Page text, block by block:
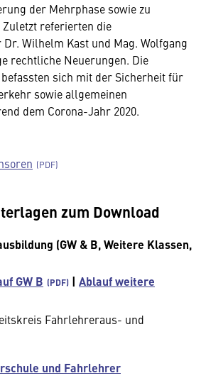
der Mehrphase sowie zu
referierten die
Wilhelm Kast und Mag. Wolfgang
rechtliche Neuerungen. Die
sich mit der Sicherheit für
sowie allgemeinen
dem Corona-Jahr 2020.
zum Download
(GW & B, Weitere Klassen,
GW B | Ablauf weitere
Fahrlehreraus- und
und Fahrlehrer